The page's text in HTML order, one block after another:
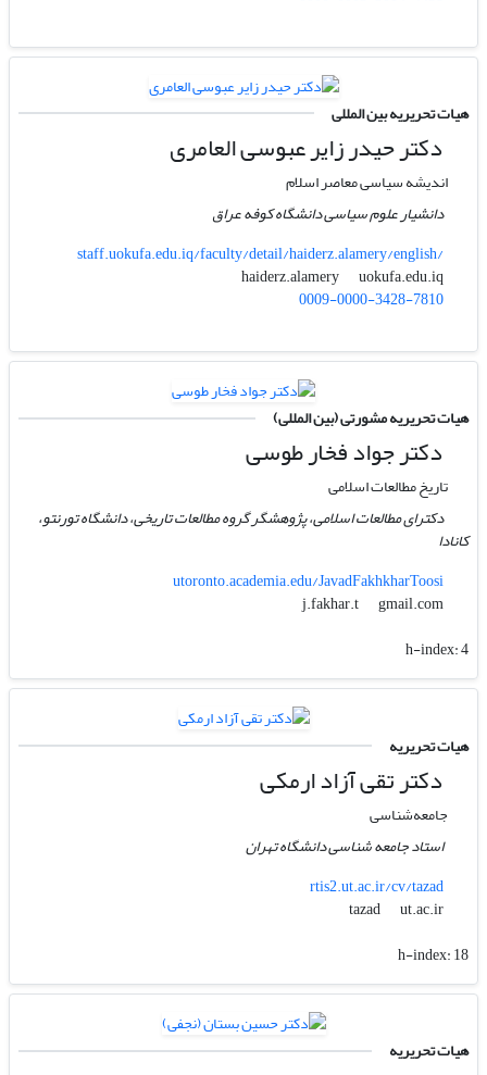
هیات تحریریه بین المللی
دکتر حیدر زایر عبوسی العامری
اندیشه سیاسی معاصر اسلام
دانشیار علوم سیاسی دانشگاه کوفه عراق
staff.uokufa.edu.iq/faculty/detail/haiderz.alamery/english/
haiderz.alamery
uokufa.edu.iq
0009-0000-3428-7810
هیات تحریریه مشورتی (بین المللی)
دکتر جواد فخار طوسی
تاریخ مطالعات اسلامی
دکترای مطالعات اسلامی، پژوهشگر گروه مطالعات تاریخی، دانشگاه تورنتو،
کانادا
utoronto.academia.edu/JavadFakhkharToosi
j.fakhar.t
gmail.com
h-index:4
هیات تحریریه
دکتر تقی آزاد ارمکی
جامعه‌شناسی
استاد جامعه شناسی دانشگاه تهران
rtis2.ut.ac.ir/cv/tazad
tazad
ut.ac.ir
h-index:18
هیات تحریریه